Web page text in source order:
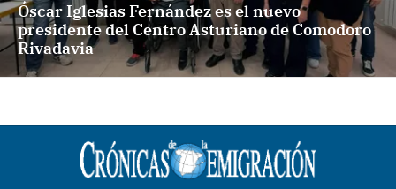
Óscar Iglesias Fernández es el nuevo
presidente del Centro Asturiano de Comodoro
Rivadavia